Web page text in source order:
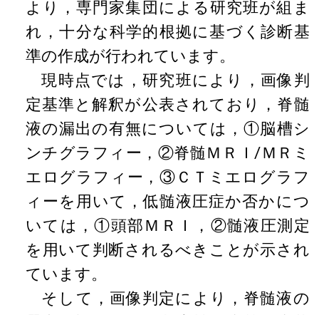
より，専門家集団による研究班が組ま
れ，十分な科学的根拠に基づく診断基
準の作成が行われています。
現時点では，研究班により，画像判
定基準と解釈が公表されており，脊髄
液の漏出の有無については，①脳槽シ
ンチグラフィー，②脊髄ＭＲＩ/ＭＲミ
エログラフィー，③ＣＴミエログラフ
ィーを用いて，低髄液圧症か否かにつ
いては，①頭部ＭＲＩ，②髄液圧測定
を用いて判断されるべきことが示され
ています。
そして，画像判定により，脊髄液の